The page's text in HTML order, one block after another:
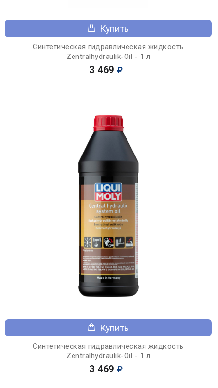
Купить
Синтетическая гидравлическая жидкость
Zentralhydraulik-Oil - 1 л
3 469
Купить
Синтетическая гидравлическая жидкость
Zentralhydraulik-Oil - 1 л
3 469